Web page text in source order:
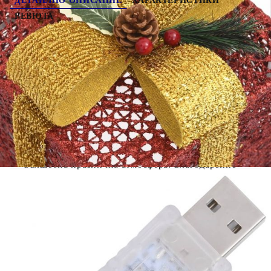
РЕВЮТА
Създайте нотка на блясък в дома си тази Коледа
с тези подаръчни кутии! Изработени от здрав и
лъскав плат, тези светещи кутии са перфектно
издръжливи. Коледната кутия разполага с 60
LED светлини, които са енергийно ефективни и
дълготрайни. Проектирано с 8 различни
светлинни ефекта: комбинация от всички
ефекти, бавно светене, трептене/мигане, на
вълни, преследване/течаща вода,
последователно, постоянно включено и бавно
избледняване, то свети красиво и създава
вълшебна празнична атмосфера. Благодарение
на стифиращия дизайн се съхранява лесно и
удобно. Красивата панделка е подвижна.
Забележка: Продуктът има USB конектор, но не
е включен сертифициран източник на
захранване от 5V USB Включеният USB не е
водоустойчив, така че тази част трябва да
избягва досега с вода, но благодарение на
удължителния кабел от 5 м тези коледни
подаръци могат да се използват на открито, тъй